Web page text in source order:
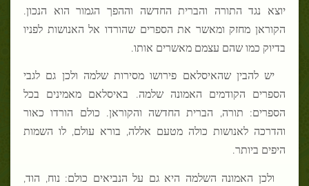
יוצא נגד התורה והברית החדשה וההפך הגמור הוא הנכון.
הקוראן מחזק ומאשר את הספרים שהורדו אל האנושות לפניו
בדיוק כמו שהם עצמם מאשרים אותו.
יש להבין שהאיסלאם פירושו מסירות שלמה ולכן גם לגבי
הספרים הקודמים האמונה שלמה. באיסלאם מאמינים בכל
הספרים: תורה, הברית החדשה והקוראן. כולם הורדו כאור
והדרכה לאנושות כולה מטעם אללה, בורא עולם, לו השמות
היפים ביותר.
ולכן האמונה השלמה היא גם על הנביאים כולם: נוח, הוד,